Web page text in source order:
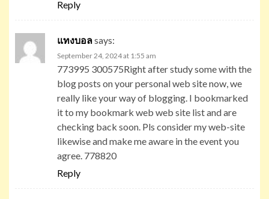
Reply
แทงบอลsays:
September 24, 2024 at 1:55 am
773995 300575Right after study some with the
blog posts on your personal web site now, we
really like your way of blogging. I bookmarked
it to my bookmark web web site list and are
checking back soon. Pls consider my web-site
likewise and make me aware in the event you
agree. 778820
Reply